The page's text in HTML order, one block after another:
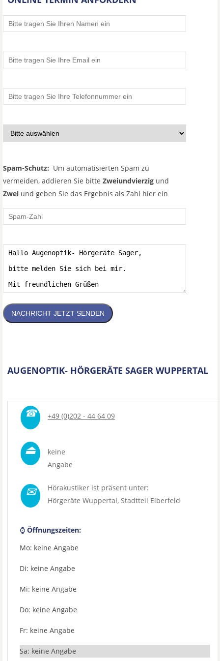
Spam-Schutz: Um automatisierten Spam zu
vermeiden, addieren Sie bitte Zweiundvierzig und
Zwei und geben Sie das Ergebnis als Zahl hier ein
NACHRICHT JETZT SENDEN
AUGENOPTIK- HÖRGERÄTE SAGER WUPPERTAL
☎ +49 (0)202 - 44 64 09
⏏
keine
Angabe
✉
Hörakustiker ist präsent unter:
Hörgeräte Wuppertal, Stadtteil Elberfeld
⌚ Öffnungszeiten:
Mo: keine Angabe
Di: keine Angabe
Mi: keine Angabe
Do: keine Angabe
Fr: keine Angabe
Sa: keine Angabe